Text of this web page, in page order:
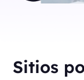
Sitios